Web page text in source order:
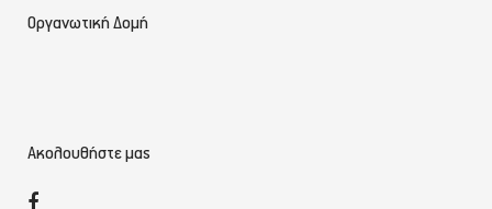
Οργανωτική Δομή
Ακολουθήστε μας